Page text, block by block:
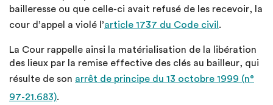
bailleresse ou que celle-ci avait refusé de les recevoir, la
cour d’appel a violé l’article 1737 du Code civil .
La Cour rappelle ainsi la matérialisation de la libération
des lieux par la remise effective des clés au bailleur, qui
résulte de son arrêt de principe du 13 octobre 1999 (n°
97-21.683).